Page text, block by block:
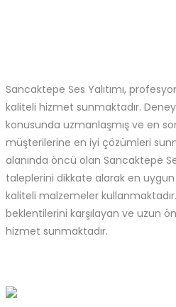
Sancaktepe Ses Yalıtımı,
kaliteli hizmet sunmaktadır.
konusunda uzmanlaşmış ve en
müşterilerine en iyi çözümleri
alanında öncü olan Sancaktepe
taleplerini dikkate alarak en
kaliteli malzemeler
beklentilerini karşılayan ve uzun
hizmet sunmaktadır.